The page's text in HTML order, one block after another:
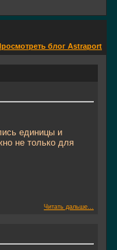
блог Astraport
единицы и
не только для
Читать дальше...